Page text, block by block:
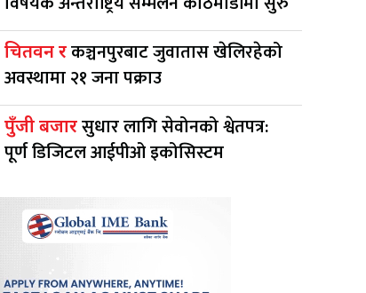
चितवन रकञ्चनपुरबाट जुवातास खेलिरहेको
अवस्थामा २१ जना पक्राउ
पुँजी बजारसुधार लागि सेवोनको श्वेतपत्र:
पूर्ण डिजिटल आईपीओ इकोसिस्टम